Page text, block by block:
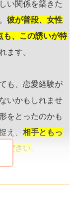
い関係を築きた
彼が普段、女性
も、この誘いが特
ます。
も、恋愛経験が
いかもしれませ
をとったのかも
え、 相手ともっ
ださい。
見し、会話を楽
ークルの友達以